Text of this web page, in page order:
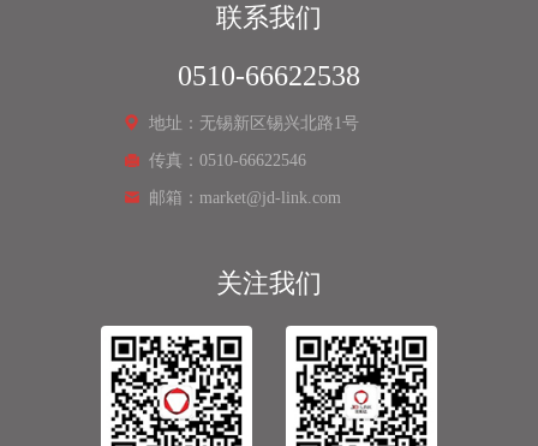
联系我们
0510-66622538
地址：无锡新区锡兴北路1号
传真：0510-66622546
邮箱：market@jd-link.com
关注我们